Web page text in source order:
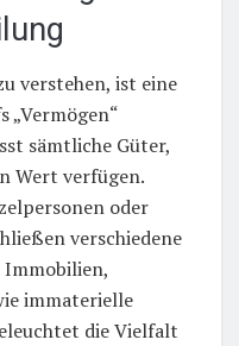
verstehen, ist eine
„Vermögen“
sämtliche Güter,
Wert verfügen.
oder
verschiedene
Immobilien,
immaterielle
die Vielfalt